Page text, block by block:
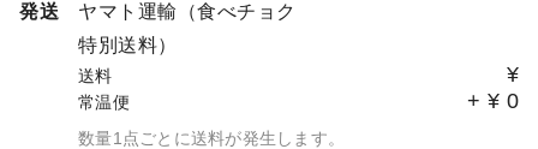
発送
ヤマト運輸（食べチョク
特別送料）
送料 ¥
常温便 + ¥ 0
数量1点ごとに送料が発生します。